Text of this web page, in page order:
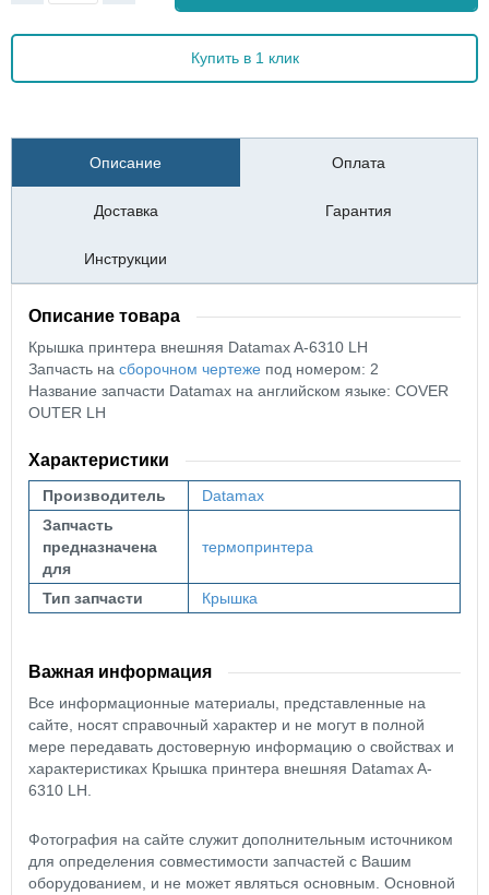
Купить в 1 клик
Описание Оплата
Доставка Гарантия
Инструкции
Описание товара
Крышка принтера внешняя Datamax A-6310 LH
Запчасть на сборочном чертеже под номером: 2
Название запчасти Datamax на английском языке: COVER
OUTER LH
Характеристики
Производитель
Datamax
Запчасть
предназначена
для
термопринтера
Тип запчасти Крышка
Важная информация
Все информационные материалы, представленные на
сайте, носят справочный характер и не могут в полной
мере передавать достоверную информацию о свойствах и
характеристиках Крышка принтера внешняя Datamax A-
6310 LH.
Фотография на сайте служит дополнительным источником
для определения совместимости запчастей с Вашим
оборудованием, и не может являться основным. Основной